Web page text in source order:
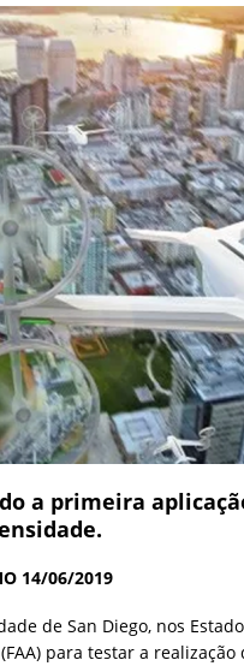
a primeira
14/06/2019
de San Diego, nos
para testar a